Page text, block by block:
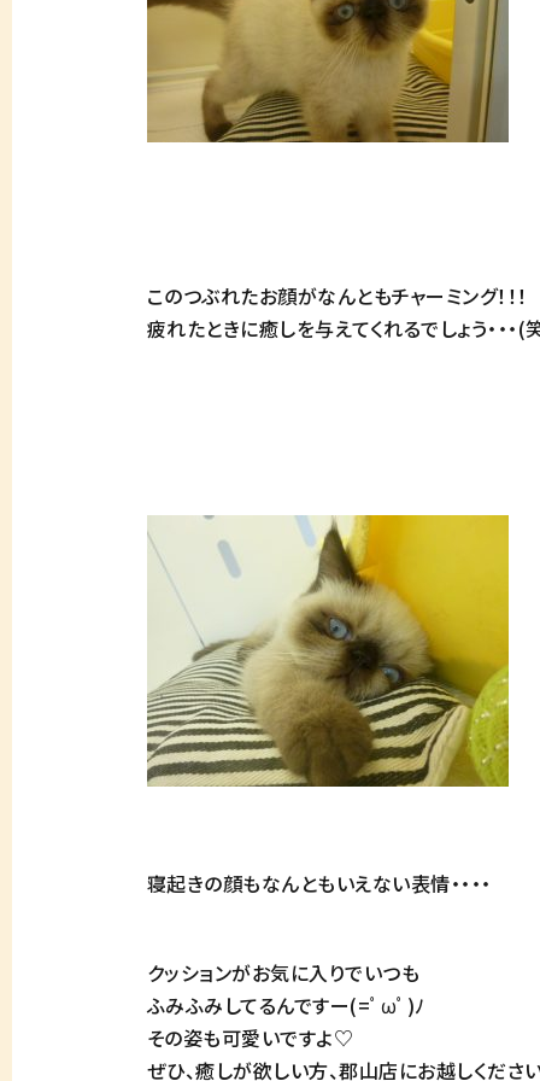
このつぶれたお顔がなんともチャーミング！！！
疲れたときに癒しを与えてくれるでしょう・・・(
寝起きの顔もなんともいえない表情・・・・
クッションがお気に入りでいつも
ふみふみしてるんですー(=ﾟωﾟ)ﾉ
その姿も可愛いですよ♡
ぜひ、癒しが欲しい方、郡山店にお越しくださ